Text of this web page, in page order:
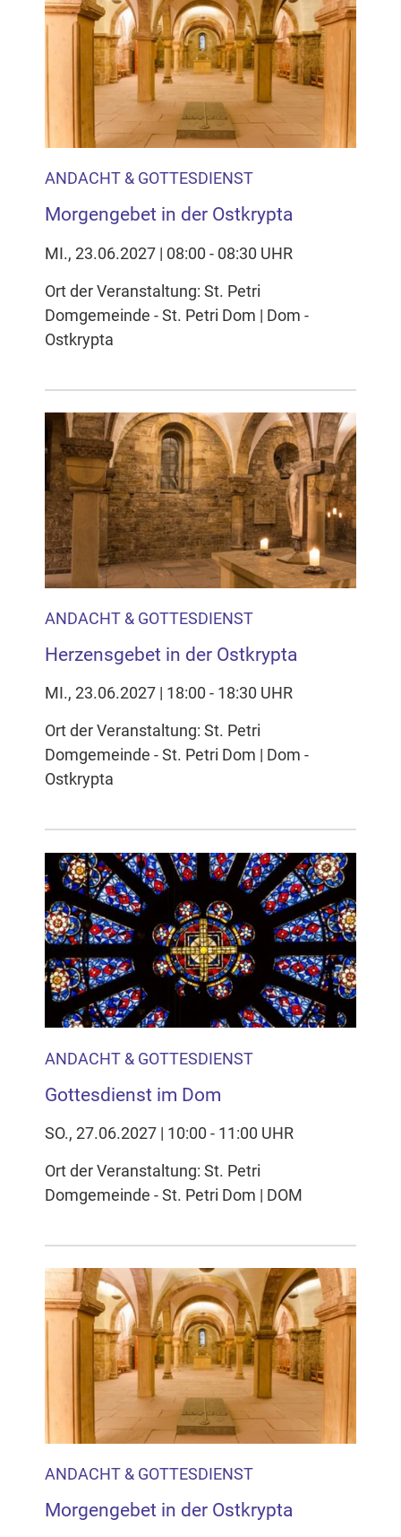
ANDACHT & GOTTESDIENST
Morgengebet in der Ostkrypta
MI., 23.06.2027 | 08:00 - 08:30 UHR
Ort der Veranstaltung: St. Petri
Domgemeinde - St. Petri Dom | Dom -
Ostkrypta
ANDACHT & GOTTESDIENST
Herzensgebet in der Ostkrypta
MI., 23.06.2027 | 18:00 - 18:30 UHR
Ort der Veranstaltung: St. Petri
Domgemeinde - St. Petri Dom | Dom -
Ostkrypta
ANDACHT & GOTTESDIENST
Gottesdienst im Dom
SO., 27.06.2027 | 10:00 - 11:00 UHR
Ort der Veranstaltung: St. Petri
Domgemeinde - St. Petri Dom | DOM
ANDACHT & GOTTESDIENST
Morgengebet in der Ostkrypta